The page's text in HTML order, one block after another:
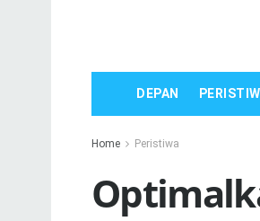
DEPAN
Home Peristiwa